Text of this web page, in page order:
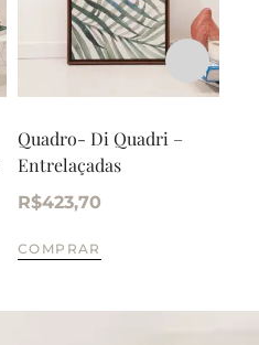
Quadro- Di Quadri –
Entrelaçadas
R$423,70
COMPRAR